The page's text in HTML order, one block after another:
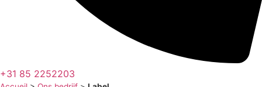
+31 85 2252203